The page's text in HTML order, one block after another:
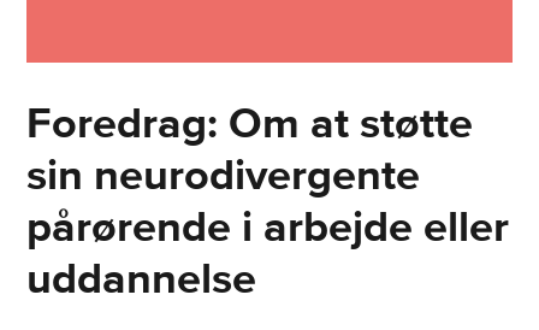
Foredrag: Om at støtte
sin neurodivergente
pårørende i arbejde eller
uddannelse